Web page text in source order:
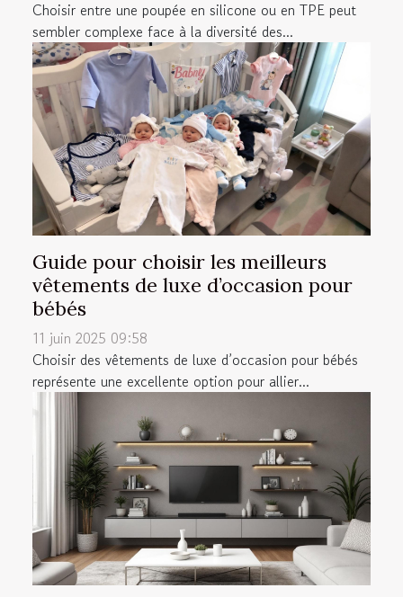
Choisir entre une poupée en silicone ou en TPE peut
sembler complexe face à la diversité des...
Guide pour choisir les meilleurs
vêtements de luxe d’occasion pour
bébés
11 juin 2025 09:58
Choisir des vêtements de luxe d’occasion pour bébés
représente une excellente option pour allier...